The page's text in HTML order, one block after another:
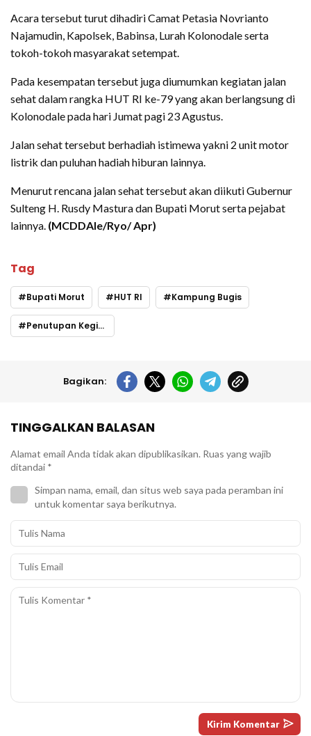
Acara tersebut turut dihadiri Camat Petasia Novrianto
Najamudin, Kapolsek, Babinsa, Lurah Kolonodale serta
tokoh-tokoh masyarakat setempat.
Pada kesempatan tersebut juga diumumkan kegiatan jalan
sehat dalam rangka HUT RI ke-79 yang akan berlangsung di
Kolonodale pada hari Jumat pagi 23 Agustus.
Jalan sehat tersebut berhadiah istimewa yakni 2 unit motor
listrik dan puluhan hadiah hiburan lainnya.
Menurut rencana jalan sehat tersebut akan diikuti Gubernur
Sulteng H. Rusdy Mastura dan Bupati Morut serta pejabat
lainnya. (MCDDAle/Ryo/ Apr)
Tag
Bupati Morut HUT RI Kampung Bugis
Penutupan Kegiatan
Bagikan:
TINGGALKAN BALASAN
Alamat email Anda tidak akan dipublikasikan. Ruas yang wajib
ditandai *
Simpan nama, email, dan situs web saya pada peramban ini
untuk komentar saya berikutnya.